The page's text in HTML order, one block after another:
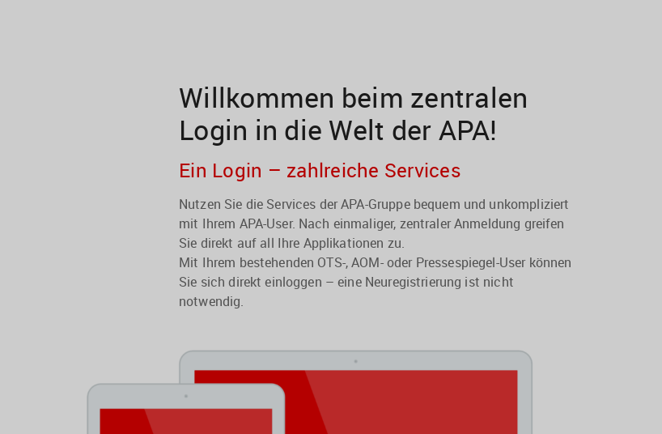
Willkommen beim zentralen
Login in die Welt der APA!
Ein Login – zahlreiche Services
Nutzen Sie die Services der APA-Gruppe bequem und unkompliziert
mit Ihrem APA-User. Nach einmaliger, zentraler Anmeldung greifen
Sie direkt auf all Ihre Applikationen zu.
Mit Ihrem bestehenden OTS-, AOM- oder Pressespiegel-User können
Sie sich direkt einloggen – eine Neuregistrierung ist nicht
notwendig.